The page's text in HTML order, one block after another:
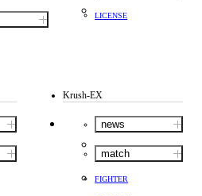
LICENSE
Krush-EX
news
match
FIGHTER